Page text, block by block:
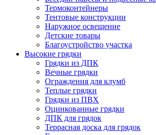
Термоконтейнеры
Тентовые конструкции
Наружное освещение
Детские товары
Благоустройство участка
Высокие грядки
Грядки из ДПК
Вечные грядки
Ограждения для клумб
Теплые грядки
Грядки из ПВХ
Оцинкованные грядки
ДПК для грядок
Террасная доска для грядок